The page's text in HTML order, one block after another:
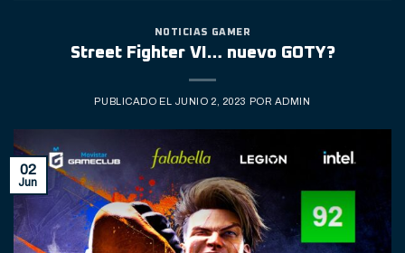
NOTICIAS GAMER
Street Fighter VI… nuevo GOTY?
PUBLICADO EL JUNIO 2, 2023 POR ADMIN
02
Jun